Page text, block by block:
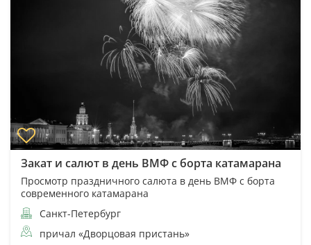
Закат и салют в день ВМФ с борта катамарана
Просмотр праздничного салюта в день ВМФ с борта
современного катамарана
Санкт-Петербург
причал «Дворцовая пристань»